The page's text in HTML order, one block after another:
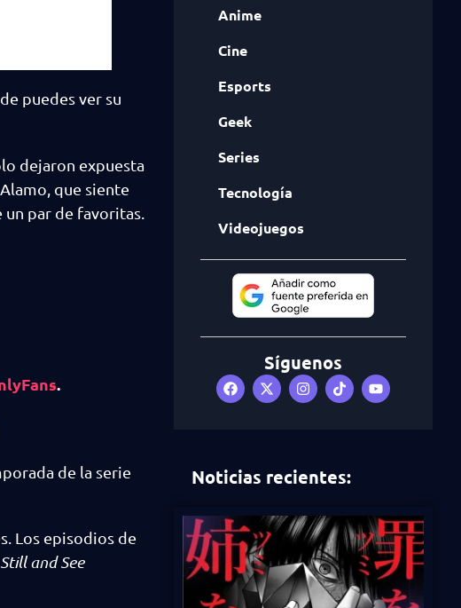
puedes ver su
dejaron expuesta
que siente
un par de favoritas.
.
de la serie
Los episodios de
and See
Anime
Cine
Esports
Geek
Series
Tecnología
Videojuegos
Síguenos
Noticias recientes: